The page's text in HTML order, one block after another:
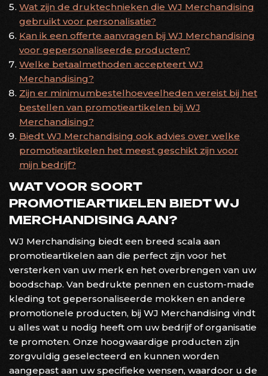
Wat zijn de druktechnieken die WJ Merchandising
gebruikt voor personalisatie?
Kan ik een offerte aanvragen bij WJ Merchandising
voor gepersonaliseerde producten?
Welke betaalmethoden accepteert WJ
Merchandising?
Zijn er minimumbestelhoeveelheden vereist bij het
bestellen van promotieartikelen bij WJ
Merchandising?
Biedt WJ Merchandising ook advies over welke
promotieartikelen het meest geschikt zijn voor
mijn bedrijf?
WAT VOOR SOORT
PROMOTIEARTIKELEN BIEDT WJ
MERCHANDISING AAN?
WJ Merchandising biedt een breed scala aan
promotieartikelen aan die perfect zijn voor het
versterken van uw merk en het overbrengen van uw
boodschap. Van bedrukte pennen en custom-made
kleding tot gepersonaliseerde mokken en andere
promotionele producten, bij WJ Merchandising vindt
u alles wat u nodig heeft om uw bedrijf of organisatie
te promoten. Onze hoogwaardige producten zijn
zorgvuldig geselecteerd en kunnen worden
aangepast aan uw specifieke wensen, waardoor u de